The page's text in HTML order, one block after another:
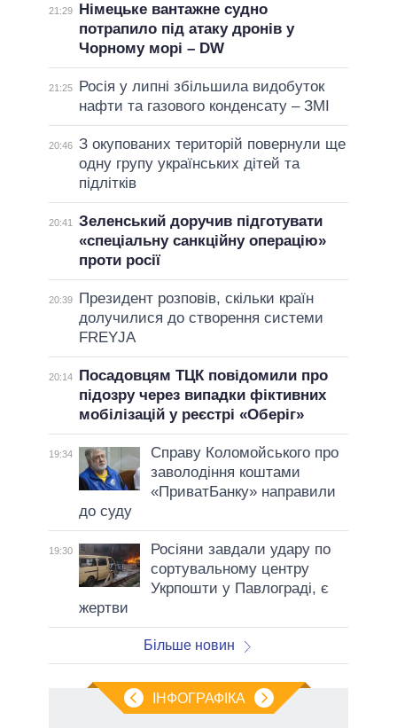
21:29
Німецьке вантажне судно
потрапило під атаку дронів у
Чорному морі – DW
21:25
Росія у липні збільшила видобуток
нафти та газового конденсату – ЗМІ
20:46 З окупованих територій повернули ще
одну групу українських дітей та
підлітків
20:41
Зеленський доручив підготувати
«спеціальну санкційну операцію»
проти росії
20:39
Президент розповів, скільки країн
долучилися до створення системи
FREYJA
20:14
Посадовцям ТЦК повідомили про
підозру через випадки фіктивних
мобілізацій у реєстрі «Оберіг»
19:34
Справу Коломойського про
заволодіння коштами
«ПриватБанку» направили
до суду
19:30
Росіяни завдали удару по
сортувальному центру
Укрпошти у Павлограді, є
жертви
Більше новин
ІНФОГРАФІКА